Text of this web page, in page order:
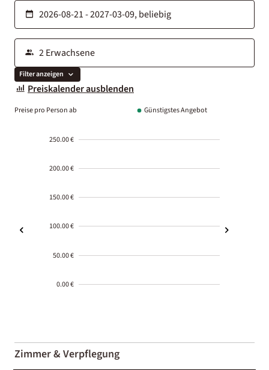
Filter anzeigen
Preiskalender ausblenden
Preise pro Person ab Günstigstes Angebot
250.00 €
200.00 €
150.00 €
100.00 €
50.00 €
0.00 €
01-02
Zimmer & Verpflegung